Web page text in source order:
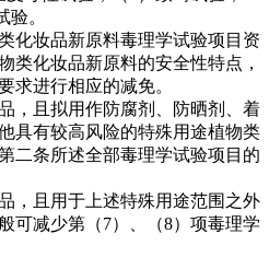
验。
妆品新原料毒理学试验项目资
类化妆品新原料的安全性特点，
求进行相应的减免。
且拟用作防腐剂、防晒剂、着
具有较高风险的特殊用途植物类
二条所述全部毒理学试验项目的
且用于上述特殊用途范围之外
可减少第（7）、（8）项毒理学